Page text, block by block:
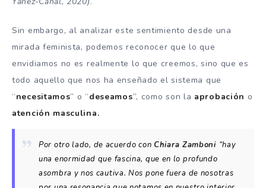
Sin embargo, al analizar este sentimiento desde una
mirada feminista, podemos reconocer que lo que
envidiamos no es realmente lo que creemos, sino que es
todo aquello que nos ha enseñado el sistema que
“necesitamos” o “deseamos”, como son la aprobación o
atención masculina.
Por otro lado, de acuerdo con Chiara Zamboni “hay
una enormidad que fascina, que en lo profundo
asombra y nos cautiva. Nos pone fuera de nosotras